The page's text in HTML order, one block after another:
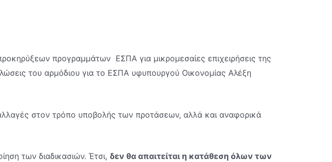
προγραμμάτων ΕΣΠΑ για μικρομεσαίες επιχειρήσεις της
του αρμόδιου για το ΕΣΠΑ υφυπουργού Οικονομίας Αλέξη
στον τρόπο υποβολής των προτάσεων, αλλά και αναφορικά
των διαδικασιών. Έτσι, δεν θα απαιτείται η κατάθεση όλων των